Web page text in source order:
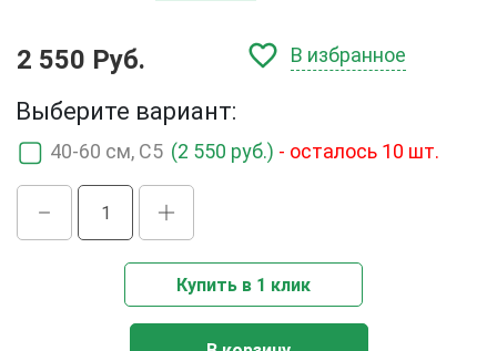
2 550 Руб. В избранное
Выберите вариант:
40-60 см, C5 (2 550 руб.) - осталось 10 шт.
Купить в 1 клик